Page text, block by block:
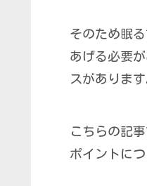
そのため眠
あげる必要
スがあります
こちらの記
ポイントに